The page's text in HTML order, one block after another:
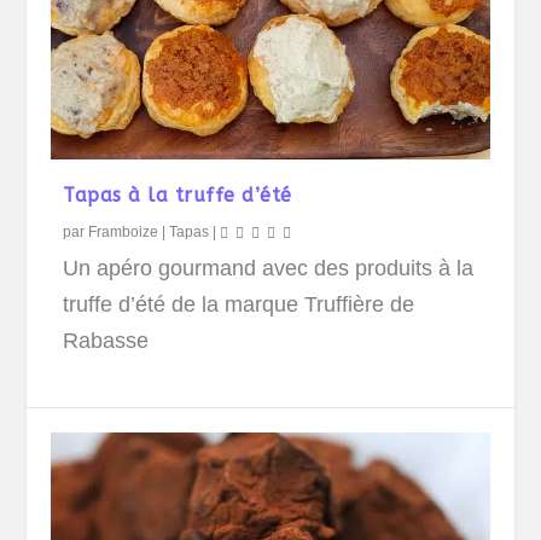
Tapas à la truffe d’été
par Framboize |Tapas |
Un apéro gourmand avec des produits à la
truffe d’été de la marque Truffière de
Rabasse